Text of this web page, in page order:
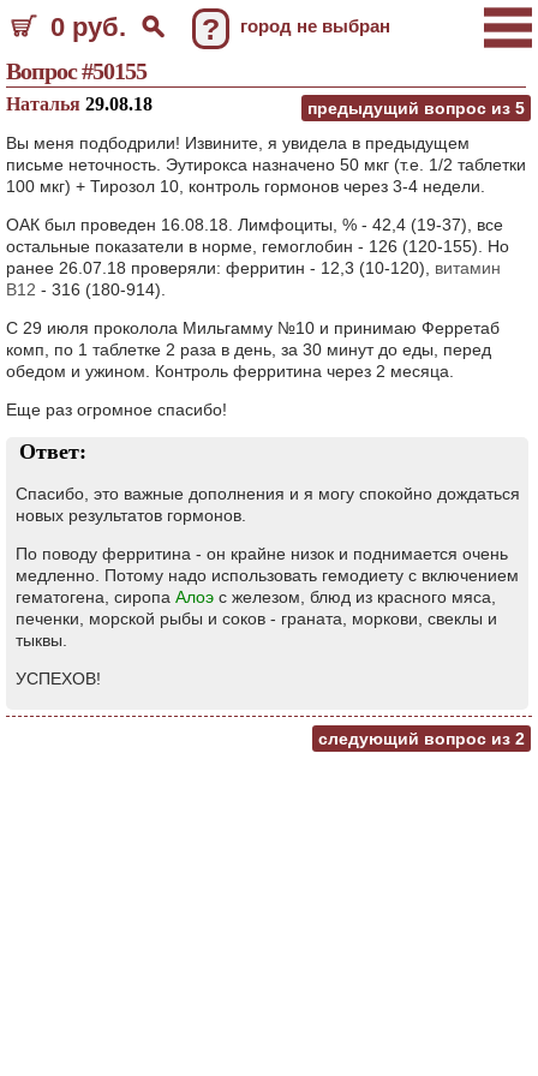
0 руб. ? город не выбран
Вопрос #50155
предыдущий вопрос из 5
Наталья 29.08.18
Вы меня подбодрили! Извините, я увидела в предыдущем
письме неточность. Эутирокса назначено 50 мкг (т.е. 1/2 таблетки
100 мкг) + Тирозол 10, контроль гормонов через 3-4 недели.
ОАК был проведен 16.08.18. Лимфоциты, % - 42,4 (19-37), все
остальные показатели в норме, гемоглобин - 126 (120-155). Но
ранее 26.07.18 проверяли: ферритин - 12,3 (10-120), витамин
В12 - 316 (180-914).
С 29 июля проколола Мильгамму №10 и принимаю Ферретаб
комп, по 1 таблетке 2 раза в день, за 30 минут до еды, перед
обедом и ужином. Контроль ферритина через 2 месяца.
Еще раз огромное спасибо!
Ответ:
Спасибо, это важные дополнения и я могу спокойно дождаться
новых результатов гормонов.
По поводу ферритина - он крайне низок и поднимается очень
медленно. Потому надо использовать гемодиету с включением
гематогена, сиропа Алоэ с железом, блюд из красного мяса,
печенки, морской рыбы и соков - граната, моркови, свеклы и
тыквы.
УСПЕХОВ!
следующий вопрос из 2